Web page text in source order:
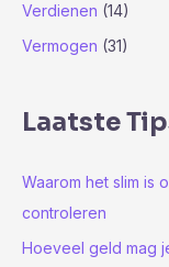
Verdienen (14)
Vermogen (31)
Laatste
Waarom het slim is
controleren
Hoeveel geld mag